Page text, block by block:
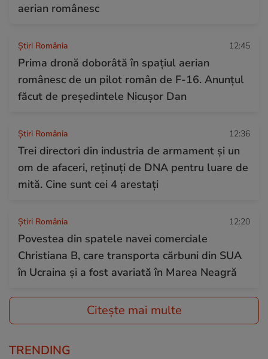
aerian românesc
Știri România 12:45
Prima dronă doborâtă în spațiul aerian
românesc de un pilot român de F-16. Anunțul
făcut de președintele Nicușor Dan
Știri România 12:36
Trei directori din industria de armament și un
om de afaceri, reținuți de DNA pentru luare de
mită. Cine sunt cei 4 arestați
Știri România 12:20
Povestea din spatele navei comerciale
Christiana B, care transporta cărbuni din SUA
în Ucraina și a fost avariată în Marea Neagră
Citește mai multe
TRENDING